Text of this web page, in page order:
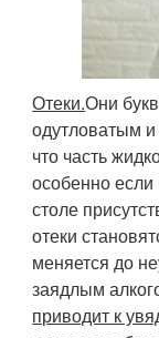
Отеки.Они
одутловатым
что часть
особенно
столе
отеки
меняется до
заядлым
приводит к